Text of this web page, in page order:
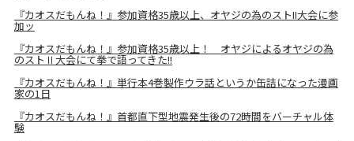
『カオスだもんね！』参加資格35歳以上、オヤジの為のストII大会に参
加ッ
『カオスだもんね！』参加資格35歳以上！ オヤジによるオヤジの為
のストⅡ大会にて拳で語ってきた!!
『カオスだもんね！』単行本4巻製作ウラ話というか缶詰になった漫画
家の1日
『カオスだもんね！』首都直下型地震発生後の72時間をバーチャル体
験